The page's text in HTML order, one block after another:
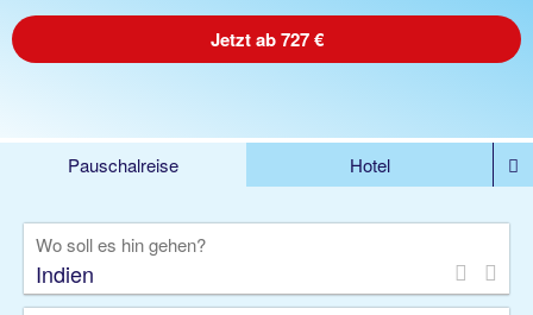
Jetzt ab 727 €
Pauschalreise
Hotel
Rundreise
Kreuzfahrt
Gruppenreise
Camper Privattransfer
Wo soll es hin gehen?